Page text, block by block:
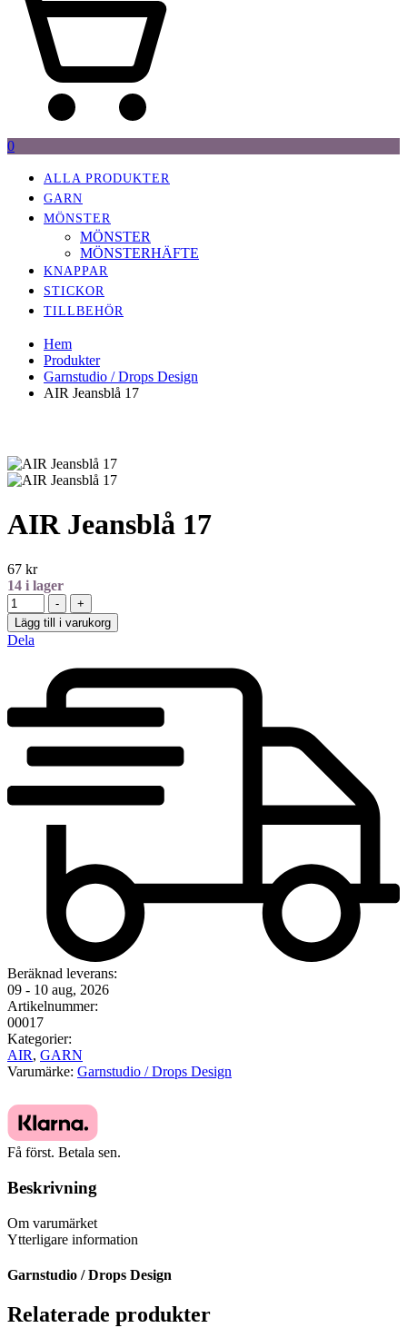
0
ALLA PRODUKTER
GARN
MÖNSTER
MÖNSTER
MÖNSTERHÄFTE
KNAPPAR
STICKOR
TILLBEHÖR
Hem
Produkter
Garnstudio / Drops Design
AIR Jeansblå 17
AIR Jeansblå 17
67 kr
14 i lager
Antal
-
+
Lägg till i varukorg
Dela
Beräknad leverans:
09 - 10 aug, 2026
Artikelnummer:
00017
Kategorier:
AIR, GARN
Varumärke: Garnstudio / Drops Design
Få först. Betala sen.
Beskrivning
Om varumärket
Ytterligare information
Garnstudio / Drops Design
Relaterade produkter